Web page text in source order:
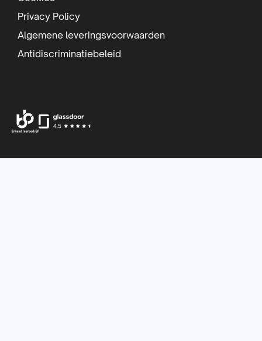
Privacy Policy
Algemene leveringsvoorwaarden
Antidiscriminatiebeleid
Ga
naar
Facebook
Ga
naar
Instagram
Ga
naar
LinkedIn